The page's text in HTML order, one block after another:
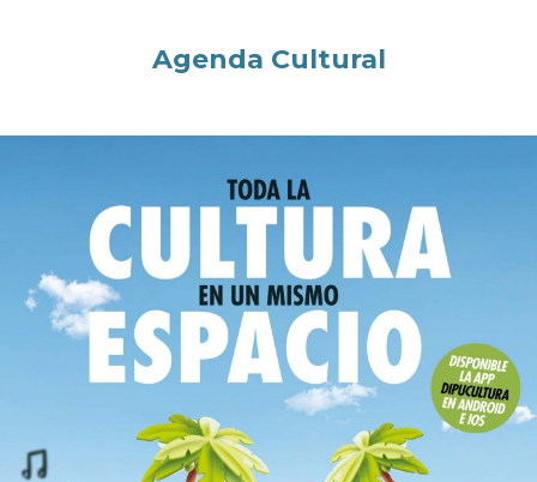
Agenda Cultural